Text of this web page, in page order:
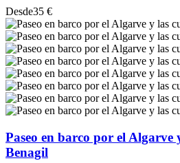
Desde35 €
Paseo en barco por el Algarve
Benagil